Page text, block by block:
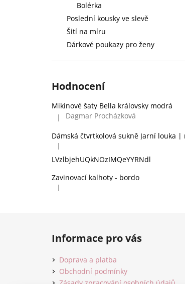
Bolérka
Poslední kousky ve slevě
Šití na míru
Dárkové poukazy pro ženy
Hodnocení
Mikinové šaty Bella královsky modrá
Hodnocení produktu je 5 z 5 hvězdiček.
| Dagmar Procházková
Hodnocení produktu je 2 z 5 hvězdiček.
|
LVzlbjehUQkNOzIMQeYYRNdl
Zavinovací kalhoty - bordo
Hodnocení produktu je 5 z 5 hvězdiček.
|
Z
Informace pro vás
Doprava a platba
Obchodní podmínky